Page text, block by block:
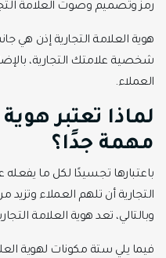
رمز وتصميم وصوت العلامة
هوية العلامة التجارية إذن هي
شخصية علامتك التجارية،
العملاء.
لماذا تعتبر
مهمة جدًا؟
باعتبارها تجسيدًا لكل ما يفعله
التجارية أن تلهم العملاء وتزيد
وبالتالي، تعد هوية العلامة
فيما يلي ستة مكونات لهوية